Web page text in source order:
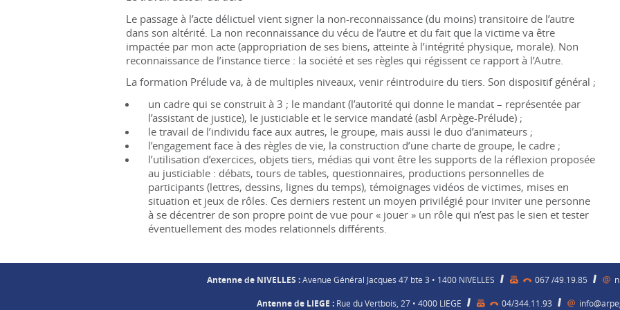
Le passage à l’acte délictuel vient signer la non-reconnaissance (du moins) transitoire de l’autre
dans son altérité. La non reconnaissance du vécu de l’autre et du fait que la victime va être
impactée par mon acte (appropriation de ses biens, atteinte à l’intégrité physique, morale). Non
reconnaissance de l’instance tierce : la société et ses règles qui régissent ce rapport à l’Autre.
La formation Prélude va, à de multiples niveaux, venir réintroduire du tiers. Son dispositif général ;
un cadre qui se construit à 3 ; le mandant (l’autorité qui donne le mandat – représentée par
l’assistant de justice), le justiciable et le service mandaté (asbl Arpège-Prélude) ;
le travail de l’individu face aux autres, le groupe, mais aussi le duo d’animateurs ;
l’engagement face à des règles de vie, la construction d’une charte de groupe, le cadre ;
l’utilisation d’exercices, objets tiers, médias qui vont être les supports de la réflexion proposée
au justiciable : débats, tours de tables, questionnaires, productions personnelles de
participants (lettres, dessins, lignes du temps), témoignages vidéos de victimes, mises en
situation et jeux de rôles. Ces derniers restent un moyen privilégié pour inviter une personne
à se décentrer de son propre point de vue pour « jouer » un rôle qui n’est pas le sien et tester
éventuellement des modes relationnels différents.
Antenne de NIVELLES :Avenue Général Jacques 47 bte 3 • 1400 NIVELLES 067 /49.19.85
Antenne de LIEGE : Rue du Vertbois, 27 • 4000 LIEGE 04/344.11.93